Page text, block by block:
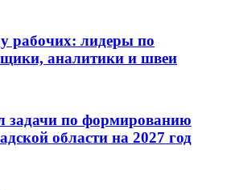
рабочих: лидеры по
аналитики и швеи
задачи по формированию
области на 2027 год